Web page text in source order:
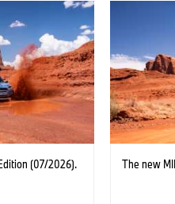
(07/2026). The new